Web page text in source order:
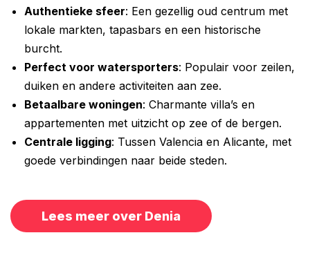
Authentieke sfeer: Een gezellig oud centrum met
lokale markten, tapasbars en een historische
burcht.
Perfect voor watersporters: Populair voor zeilen,
duiken en andere activiteiten aan zee.
Betaalbare woningen: Charmante villa’s en
appartementen met uitzicht op zee of de bergen.
Centrale ligging: Tussen Valencia en Alicante, met
goede verbindingen naar beide steden.
Lees meer over Denia